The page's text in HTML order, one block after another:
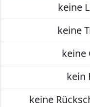
keine
keine
keine
kein
keine